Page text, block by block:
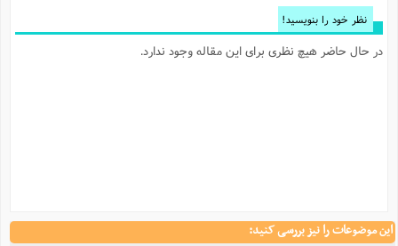
نظر خود را بنویسید!
در حال حاضر هیچ نظری برای این مقاله وجود ندارد.
این موضوعات را نیز بررسی کنید: